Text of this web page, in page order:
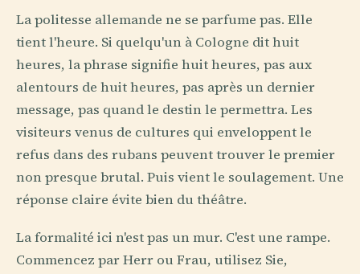
La politesse allemande ne se parfume pas. Elle
tient l'heure. Si quelqu'un à Cologne dit huit
heures, la phrase signifie huit heures, pas aux
alentours de huit heures, pas après un dernier
message, pas quand le destin le permettra. Les
visiteurs venus de cultures qui enveloppent le
refus dans des rubans peuvent trouver le premier
non presque brutal. Puis vient le soulagement. Une
réponse claire évite bien du théâtre.
La formalité ici n'est pas un mur. C'est une rampe.
Commencez par Herr ou Frau, utilisez Sie,